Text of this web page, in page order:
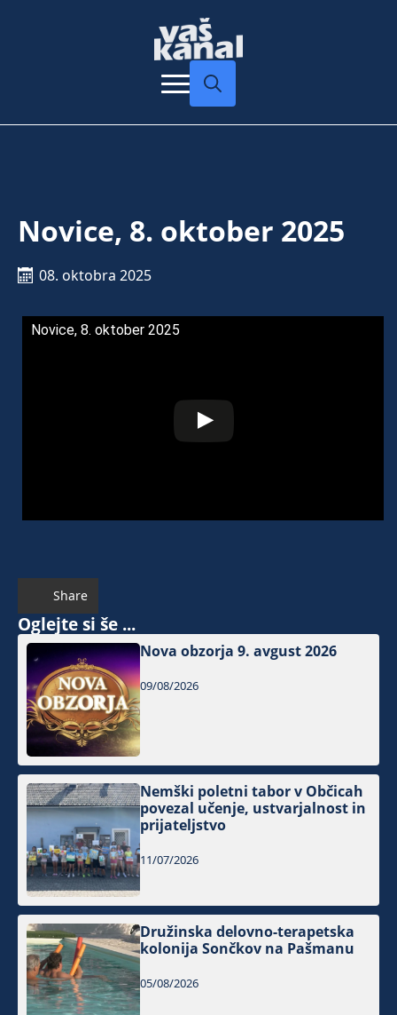
Novice, 8. oktober 2025
08. oktobra 2025
Novice, 8. oktober 2025
Share
Oglejte si še ...
Nova obzorja 9. avgust 2026
09/08/2026
Nemški poletni tabor v Občicah
povezal učenje, ustvarjalnost in
prijateljstvo
11/07/2026
Družinska delovno-terapetska
kolonija Sončkov na Pašmanu
05/08/2026